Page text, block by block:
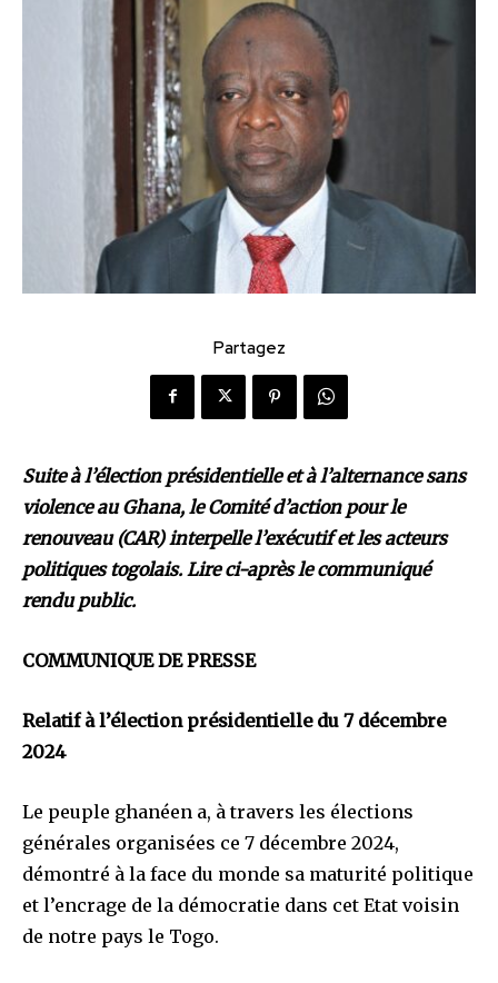
Partagez
Suite à l’élection présidentielle et à l’alternance sans
violence au Ghana, le Comité d’action pour le
renouveau (CAR) interpelle l’exécutif et les acteurs
politiques togolais. Lire ci-après le communiqué
rendu public.
COMMUNIQUE DE PRESSE
Relatif à l’élection présidentielle du 7 décembre
2024
Le peuple ghanéen a, à travers les élections
générales organisées ce 7 décembre 2024,
démontré à la face du monde sa maturité politique
et l’encrage de la démocratie dans cet Etat voisin
de notre pays le Togo.